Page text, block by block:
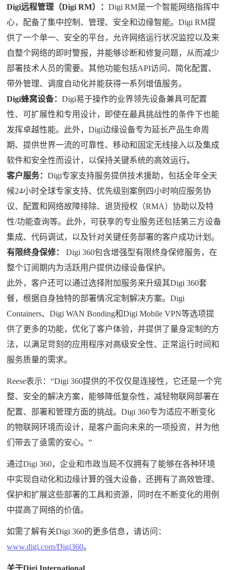
Digi远程管理（Digi RM）：Digi RM是一个智能网络指挥中
心，配备了集中控制、管理、安全和边缘智能。Digi RM提
供了一个单一、安全的平台，允许网络运行状况监控以及来
自整个网络的即时警报，并能够诊断和修复问题，从而减少
部署技术人员的需要。其他功能包括API访问、简化配置、
带外管理、调度自动化并能获得一系列增值服务。
Digi蜂窝设备：Digi易于操作的业界领先设备兼具可配置
性、可扩展性和专用设计，即使在最具挑战性的条件下也能
发挥卓越性能。此外，Digi边缘设备专为延长产品生命周
期、提供世界一流的可靠性、移动和固定无线接入以及集成
软件和安全性而设计，以保持关键系统的高效运行。
客户服务：Digi专家支持服务提供技术援助，包括全年全天
候24小时全球专家支持、优先级别案例四小时响应服务协
议、配置和网络故障排除、退货授权（RMA）协助以及特
性/功能查询等。此外，可获享的专业服务还包括第三方设备
集成、代码调试，以及针对关键任务部署的客户成功计划。
有限终身保修：
Digi 360包含增强型有限终身保修服务，在
整个订阅期内为活跃用户提供边缘设备保护。
此外，客户还可以通过选择附加服务来升级其Digi 360套
餐，根据自身独特的部署情况定制解决方案。Digi
Containers、Digi WAN Bonding和Digi Mobile VPN等选项提
供了更多的功能，优化了客户体验，并提供了量身定制的方
法，以满足苛刻的应用程序对高级安全性、正常运行时间和
服务质量的需求。
Reese表示：“Digi 360提供的不仅仅是连接性，它还是一个完
整、安全的解决方案，能够降低复杂性，减轻物联网部署在
配置、部署和管理方面的挑战。Digi 360专为适应不断变化
的物联网环境而设计，是客户面向未来的一项投资，并为他
们带去了亟需的安心。”
通过Digi 360，企业和市政当局不仅拥有了能够在各种环境
中实现自动化和边缘计算的强大设备，还拥有了高效管理、
保护和扩展这些部署的工具和资源，同时在不断变化的用例
中提高了网络的价值。
如需了解有关Digi 360的更多信息，请访问：
www.digi.com/Digi360。